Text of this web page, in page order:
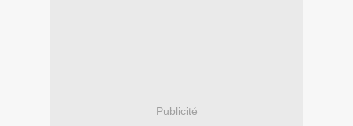
Publicité